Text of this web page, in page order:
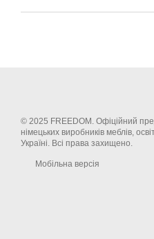
© 2025 FREEDOM. Офіційний
німецьких виробників меблів,
Україні. Всі права захищено.
Мобільна версія